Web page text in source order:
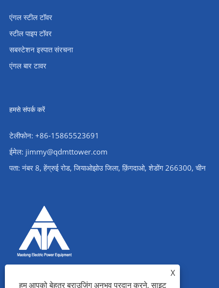
एंगल स्टील टॉवर
स्टील पाइप टॉवर
सबस्टेशन इस्पात संरचना
एंगल बार टावर
हमसे संपर्क करें
टेलीफोन: +86-15865523691
ईमेल: jimmy@qdmttower.com
पता: नंबर 8, हेंग्रुई रोड, जियाओझोउ जिला, क़िंगदाओ, शेडोंग 266300, चीन
X
हम आपको बेहतर ब्राउज़िंग अनुभव प्रदान करने, साइट